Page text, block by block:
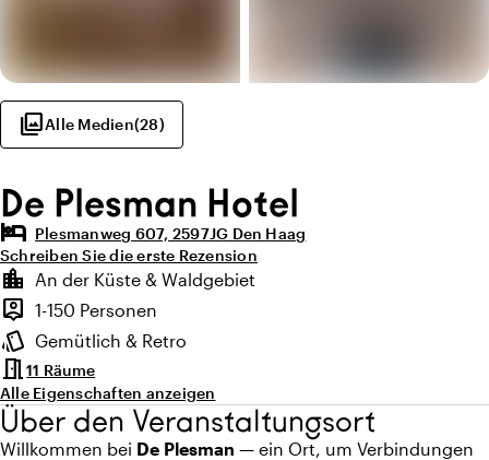
photo_libraryAlle Medien(28)
De Plesman Hotel
hotel Plesmanweg 607, 2597JG Den Haag
Schreiben Sie die erste Rezension
Highlights
location_city
Lage und Umgebung
An der Küste & Waldgebiet
person_pin
Kapazität
1-150 Personen
style
Ambiente
Gemütlich & Retro
meeting_room11 Räume
Alle Eigenschaften anzeigen
Über den Veranstaltungsort
Willkommen bei De Plesman — ein Ort, um Verbindungen